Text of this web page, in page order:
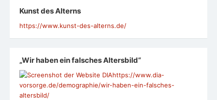
Kunst des Alterns
https://www.kunst-des-alterns.de/
„Wir haben ein falsches Altersbild“
https://www.dia-
vorsorge.de/demographie/wir-haben-ein-falsches-
altersbild/